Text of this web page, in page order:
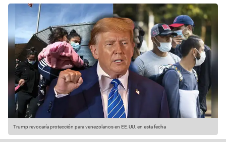
Trump revocaría protección para venezolanos en EE.UU. en esta fecha